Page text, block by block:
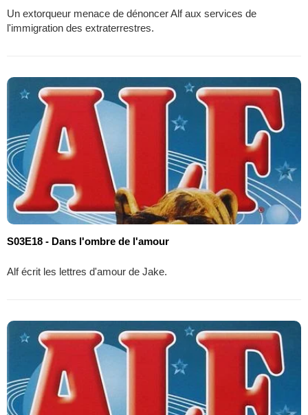
Un extorqueur menace de dénoncer Alf aux services de
l'immigration des extraterrestres.
S03E18 - Dans l'ombre de l'amour
Alf écrit les lettres d'amour de Jake.